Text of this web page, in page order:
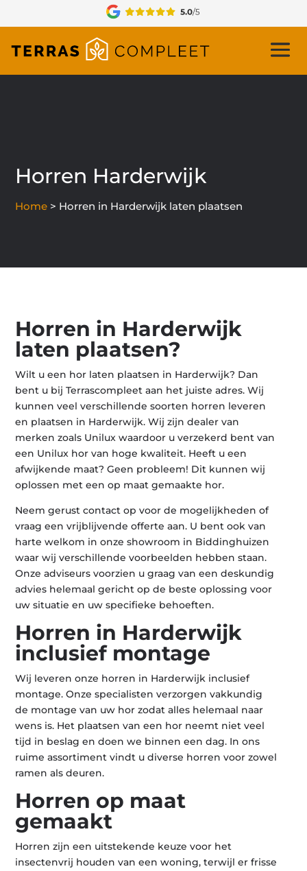
Horren Harderwijk
Home > Horren in Harderwijk laten plaatsen
Horren in Harderwijk
laten plaatsen?
Wilt u een hor laten plaatsen in Harderwijk? Dan
bent u bij Terrascompleet aan het juiste adres. Wij
kunnen veel verschillende soorten horren leveren
en plaatsen in Harderwijk. Wij zijn dealer van
merken zoals Unilux waardoor u verzekerd bent van
een Unilux hor van hoge kwaliteit. Heeft u een
afwijkende maat? Geen probleem! Dit kunnen wij
oplossen met een op maat gemaakte hor.
Neem gerust contact op voor de mogelijkheden of
vraag een vrijblijvende offerte aan. U bent ook van
harte welkom in onze showroom in Biddinghuizen
waar wij verschillende voorbeelden hebben staan.
Onze adviseurs voorzien u graag van een deskundig
advies helemaal gericht op de beste oplossing voor
uw situatie en uw specifieke behoeften.
Horren in Harderwijk
inclusief montage
Wij leveren onze horren in Harderwijk inclusief
montage. Onze specialisten verzorgen vakkundig
de montage van uw hor zodat alles helemaal naar
wens is. Het plaatsen van een hor neemt niet veel
tijd in beslag en doen we binnen een dag. In ons
ruime assortiment vindt u diverse horren voor zowel
ramen als deuren.
Horren op maat
gemaakt
Horren zijn een uitstekende keuze voor het
insectenvrij houden van een woning, terwijl er frisse